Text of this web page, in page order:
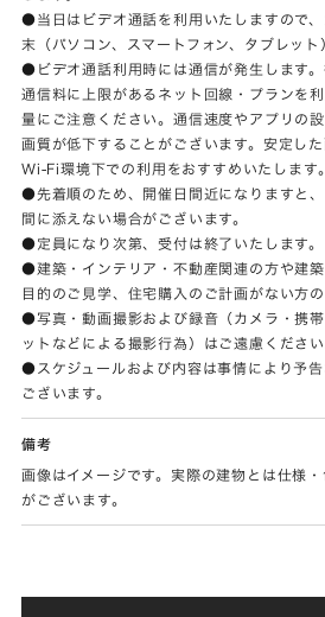
●当日はビデオ通話を利用いたしますので
末（パソコン、スマートフォン、タブレット
●ビデオ通話利用時には通信が発生します
通信料に上限があるネット回線・プランを
量にご注意ください。通信速度やアプリの
画質が低下することがございます。安定し
Wi-Fi環境下での利用をおすすめいたします。
●先着順のため、開催日間近になりますと
間に添えない場合がございます。
●定員になり次第、受付は終了いたします。
●建築・インテリア・不動産関連の方や建
目的のご見学、住宅購入のご計画がない方
●写真・動画撮影および録音（カメラ・携
ットなどによる撮影行為）はご遠慮ください
●スケジュールおよび内容は事情により予
ございます。
備考
画像はイメージです。実際の建物とは仕様
がございます。